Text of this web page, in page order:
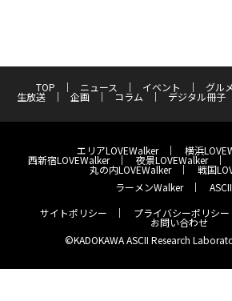
TOP ニュース イベント グル
生放送 企画 コラム デジタル冊子
エリアLOVEWalker 横浜
西新宿LOVEWalker 夜景LOVEWalker
丸の内LOVEWalker
戦国
ラーメンWalker
サイトポリシー
プライバシーポリシー
お問い合わせ
©KADOKAWA ASCII Research